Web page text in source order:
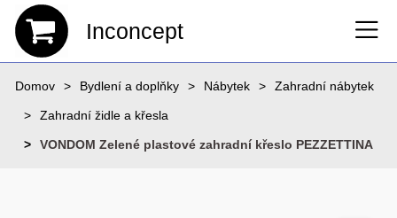
Inconcept
Domov Bydlení a doplňky Nábytek Zahradní nábytek
Zahradní židle a křesla
VONDOM Zelené plastové zahradní křeslo PEZZETTINA